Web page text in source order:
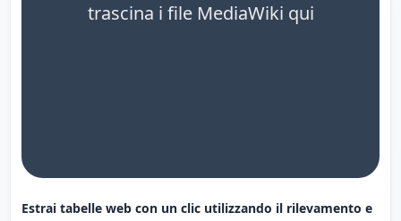
trascina i file MediaWiki qui
Estrai tabelle web con un clic utilizzando il rilevamento e